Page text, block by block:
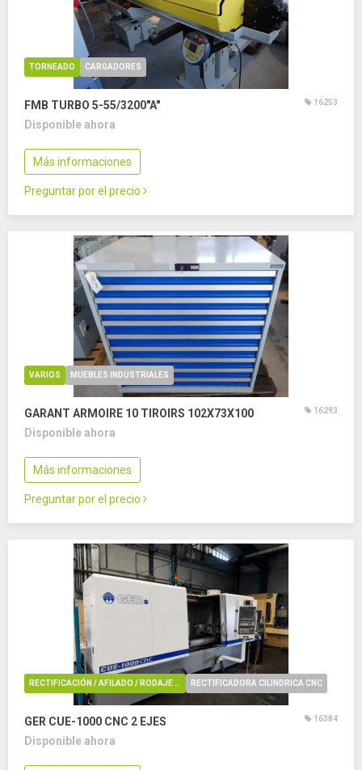
TORNEADO CARGADORES
FMB TURBO 5-55/3200"A" 16253
Disponible ahora
Más informaciones
Preguntar por el precio
VARIOS MUEBLES INDUSTRIALES
GARANT ARMOIRE 10 TIROIRS 102X73X100 16293
Disponible ahora
Más informaciones
Preguntar por el precio
RECTIFICACIÓN / AFILADO / RODAJE / REBARBADO / PULIDO RECTIFICADORA CILINDRICA CNC
GER CUE-1000 CNC 2 EJES 16384
Disponible ahora